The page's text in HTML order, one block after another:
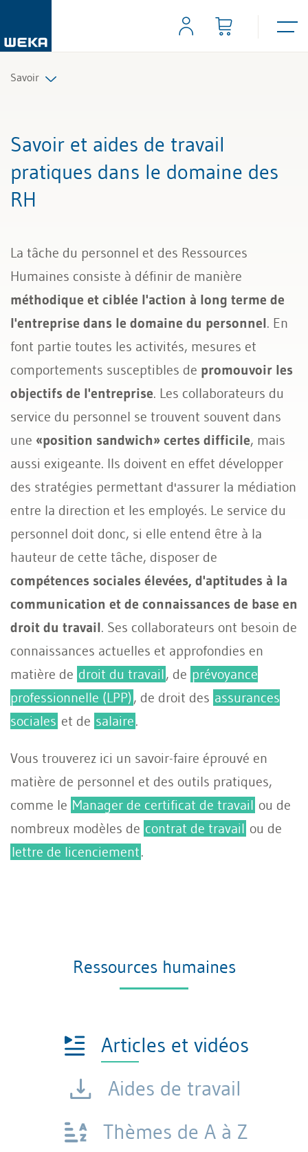
Savoir
Gestion et management
Compétences personnelles
Droit
Savoir et aides de travail
pratiques dans le domaine des
RH
La tâche du personnel et des Ressources
Humaines consiste à définir de manière
méthodique et ciblée l'action à long terme de
l'entreprise dans le domaine du personnel. En
font partie toutes les activités, mesures et
comportements susceptibles de promouvoir les
objectifs de l'entreprise. Les collaborateurs du
service du personnel se trouvent souvent dans
une «position sandwich» certes difficile, mais
aussi exigeante. Ils doivent en effet développer
des stratégies permettant d'assurer la médiation
entre la direction et les employés. Le service du
personnel doit donc, si elle entend être à la
hauteur de cette tâche, disposer de
compétences sociales élevées, d'aptitudes à la
communication et de connaissances de base en
droit du travail. Ses collaborateurs ont besoin de
connaissances actuelles et approfondies en
matière de droit du travail, de prévoyance
professionnelle (LPP), de droit des assurances
sociales et de salaire.
Vous trouverez ici un savoir-faire éprouvé en
matière de personnel et des outils pratiques,
comme le Manager de certificat de travail ou de
nombreux modèles de contrat de travail ou de
lettre de licenciement.
Ressources humaines
Articles et vidéos
Aides de travail
Thèmes de A à Z